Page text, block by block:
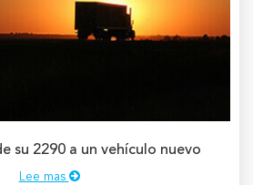
su 2290 a un vehículo nuevo
Lee mas